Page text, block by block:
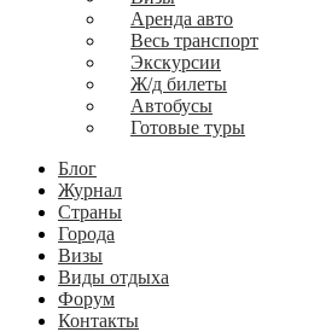
Аренда авто
Весь транспорт
Экскурсии
Ж/д билеты
Автобусы
Готовые туры
Блог
Журнал
Страны
Города
Визы
Виды отдыха
Форум
Контакты